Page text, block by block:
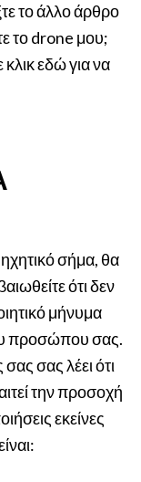
το άλλο άρθρο
το drone μου;
εδώ για να
σήμα, θα
ότι δεν
μήνυμα
προσώπου σας.
σας λέει ότι
την προσοχή
εκείνες